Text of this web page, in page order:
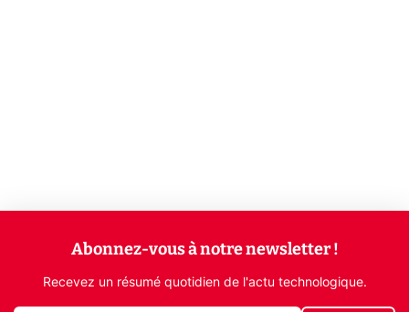
Abonnez-vous à notre newsletter !
Recevez un résumé quotidien de l'actu technologique.